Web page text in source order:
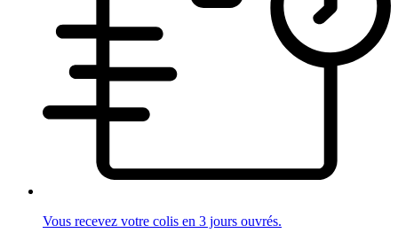
Vous recevez votre colis en 3 jours ouvrés.